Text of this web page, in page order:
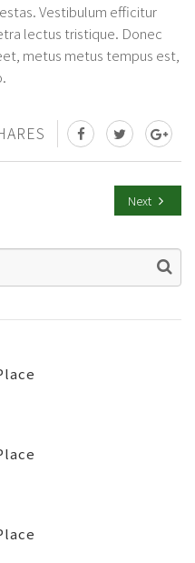
Vestibulum efficitur
lectus tristique. Donec
metus metus tempus est,
Next